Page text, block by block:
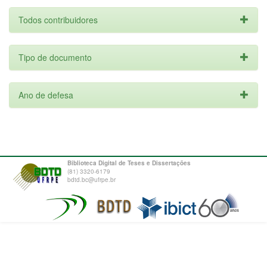
Todos contribuidores
Tipo de documento
Ano de defesa
Biblioteca Digital de Teses e Dissertações
(81) 3320-6179
bdtd.bc@ufrpe.br